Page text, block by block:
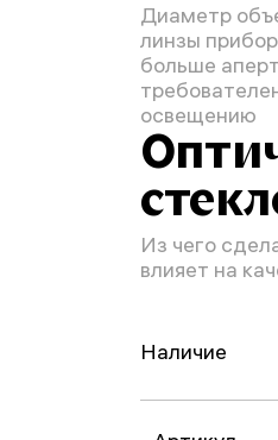
Диаметр
линзы
больше
освещению
Из чего
влияет на
Наличие